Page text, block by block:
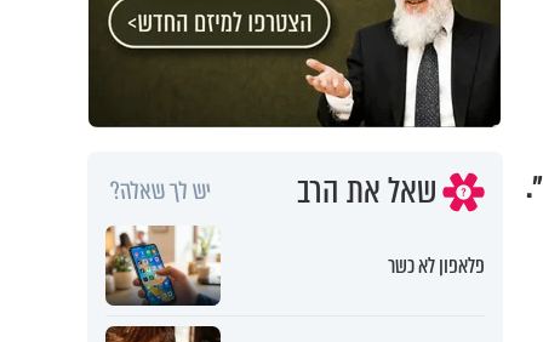
שאל את הרב יש לך שאלה?
פלאפון לא כשר